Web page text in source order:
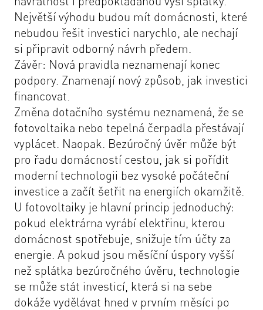
Největší výhodu budou mít domácnosti, které
nebudou řešit investici narychlo, ale nechají
si připravit odborný návrh předem.
Závěr: Nová pravidla neznamenají konec
podpory. Znamenají nový způsob, jak investici
financovat.
Změna dotačního systému neznamená, že se
fotovoltaika nebo tepelná čerpadla přestávají
vyplácet. Naopak. Bezúročný úvěr může být
pro řadu domácností cestou, jak si pořídit
moderní technologii bez vysoké počáteční
investice a začít šetřit na energiích okamžitě.
U fotovoltaiky je hlavní princip jednoduchý:
pokud elektrárna vyrábí elektřinu, kterou
domácnost spotřebuje, snižuje tím účty za
energie. A pokud jsou měsíční úspory vyšší
než splátka bezúročného úvěru, technologie
se může stát investicí, která si na sebe
dokáže vydělávat hned v prvním měsíci po